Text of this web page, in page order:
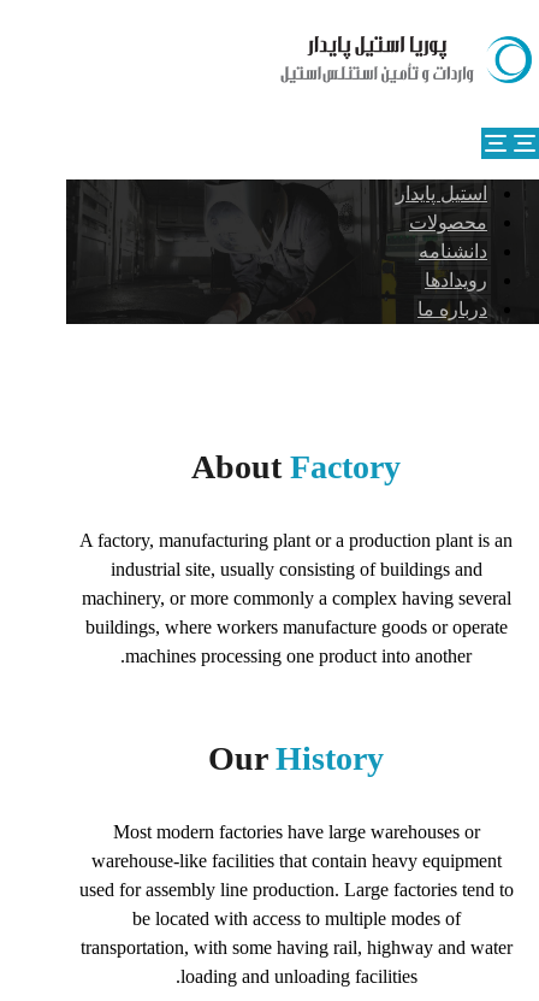
استیل پایدار
محصولات
دانشنامه
رویدادها
درباره ما
AboutFactory
A factory, manufacturing plant or a production plant is an
industrial site, usually consisting of buildings and
machinery, or more commonly a complex having several
buildings, where workers manufacture goods or operate
machines processing one product into another.
OurHistory
Most modern factories have large warehouses or
warehouse-like facilities that contain heavy equipment
used for assembly line production. Large factories tend to
be located with access to multiple modes of
transportation, with some having rail, highway and water
loading and unloading facilities.